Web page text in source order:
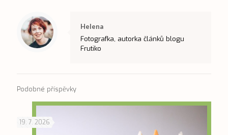
Helena
Fotografka, autorka článků blogu
Frutiko
Podobné příspěvky
19. 7. 2026